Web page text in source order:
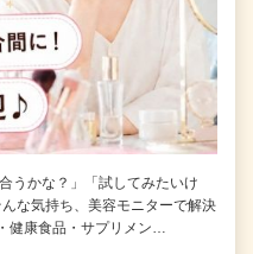
うかな？」「試してみたいけ
な気持ち、美容モニターで解決
健康食品・サプリメン…